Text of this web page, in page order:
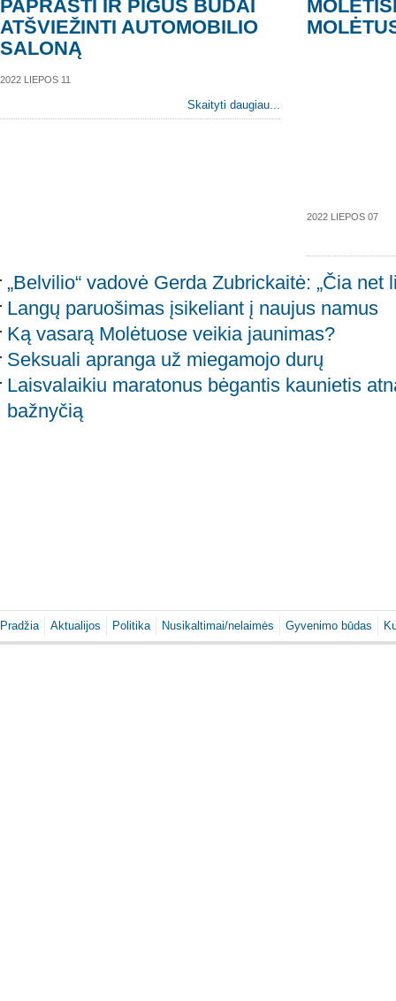
PAPRASTI IR PIGŪS BŪDAI
ATŠVIEŽINTI AUTOMOBILIO
SALONĄ
2022 LIEPOS 11
Skaityti daugiau...
2022 LIEPOS 07
„Belvilio“ vadovė Gerda Zubrickaitė: „Čia net
Langų paruošimas įsikeliant į naujus namus
Ką vasarą Molėtuose veikia jaunimas?
Seksuali apranga už miegamojo durų
Laisvalaikiu maratonus bėgantis kaunietis
bažnyčią
Pradžia Aktualijos Politika Nusikaltimai/nelaimės Gyvenimo būdas